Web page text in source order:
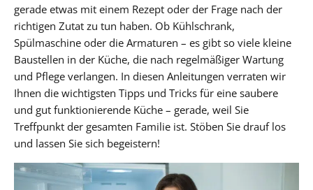
gerade etwas mit einem Rezept oder der Frage nach der
richtigen Zutat zu tun haben. Ob Kühlschrank,
Spülmaschine oder die Armaturen – es gibt so viele kleine
Baustellen in der Küche, die nach regelmäßiger Wartung
und Pflege verlangen. In diesen Anleitungen verraten wir
Ihnen die wichtigsten Tipps und Tricks für eine saubere
und gut funktionierende Küche – gerade, weil Sie
Treffpunkt der gesamten Familie ist. Stöben Sie drauf los
und lassen Sie sich begeistern!